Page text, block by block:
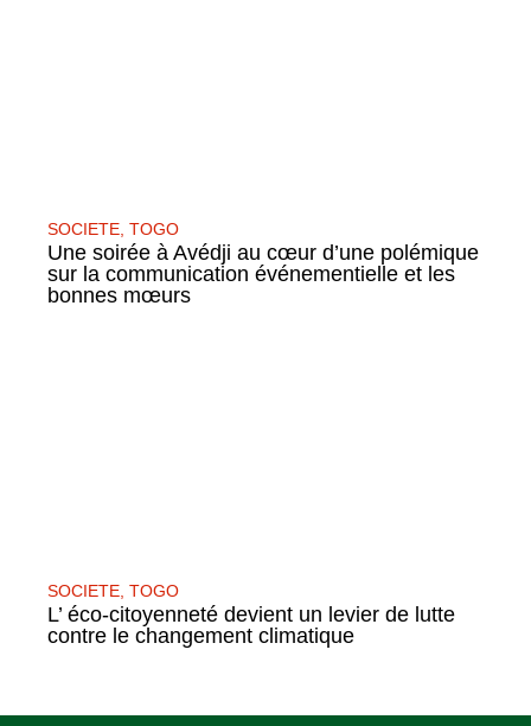
SOCIETE TOGO
Une soirée à Avédji au cœur d’une polémique
sur la communication événementielle et les
bonnes mœurs
SOCIETE TOGO
L’ éco-citoyenneté devient un levier de lutte
contre le changement climatique